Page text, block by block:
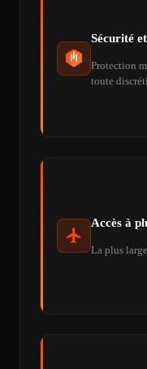
Sécurité
Protection
toute
Accès à
La plus